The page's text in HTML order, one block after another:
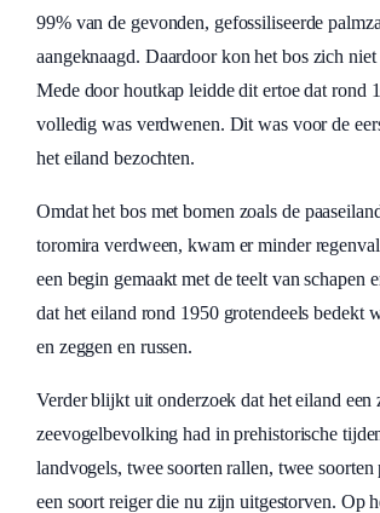
99% van de gevonden, gefossiliseerde
aangeknaagd. Daardoor kon het bos zich
Mede door houtkap leidde dit ertoe dat rond
volledig was verdwenen. Dit was voor de
het eiland bezochten.
Omdat het bos met bomen zoals de
toromira verdween, kwam er minder
een begin gemaakt met de teelt van schapen
dat het eiland rond 1950 grotendeels bedekt
en zeggen en russen.
Verder blijkt uit onderzoek dat het eiland een
zeevogelbevolking had in prehistorische
landvogels, twee soorten rallen, twee soorten
een soort reiger die nu zijn uitgestorven. Op